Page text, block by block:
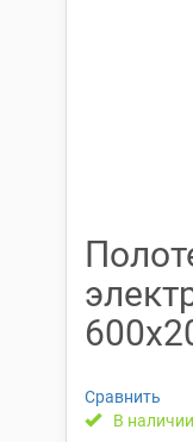
Сравнить
В наличии